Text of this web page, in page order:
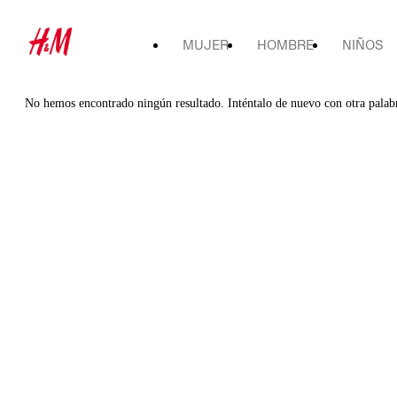
MUJER HOMBRE NIÑOS
No hemos encontrado ningún resultado. Inténtalo de nuevo con otra